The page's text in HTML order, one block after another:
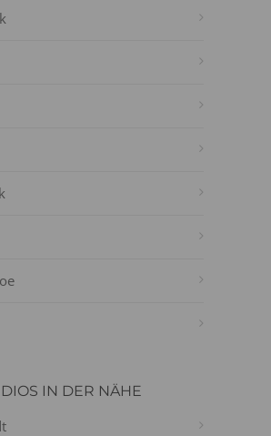
IN DER NÄHE